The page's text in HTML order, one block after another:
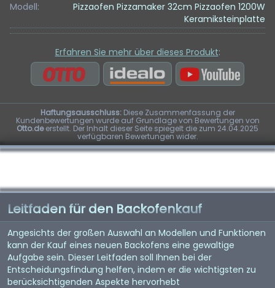
Modell:
Pizzaofen Pizzamaker 32cm Pizzaofen 1200W
Keramiksteinplatte
Erfahren Sie mehr über dieses Produkt:
Haftungsausschluss:Diese Zusammenfassung der
Kundenbewertungen wurde auf Grundlage von Bewertungen von
Otto.deerstellt. Der Inhalt dieser Seite spiegelt die zum 24.04.2025
verfügbaren Bewertungen wider.
Leitfaden für den Backofenkauf
Angesichts der großen Auswahl an Modellen und Funktionen
kann der Kauf eines neuen Backofens eine gewaltige
Aufgabe sein. Dieser Leitfaden soll Ihnen bei der
Entscheidungsfindung helfen, indem er die wichtigsten zu
berücksichtigenden Aspekte hervorhebt